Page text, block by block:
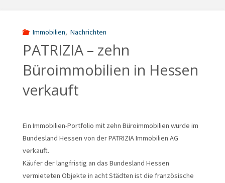
Immobilien, Nachrichten
PATRIZIA – zehn
Büroimmobilien in Hessen
verkauft
Ein Immobilien-Portfolio mit zehn Büroimmobilien wurde im
Bundesland Hessen von der PATRIZIA Immobilien AG
verkauft.
Käufer der langfristig an das Bundesland Hessen
vermieteten Objekte in acht Städten ist die französische